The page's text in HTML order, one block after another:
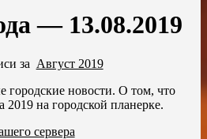
— 13.08.2019
за Август 2019
городские новости. О том, что
2019 на городской планерке.
сервера